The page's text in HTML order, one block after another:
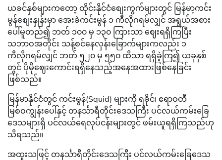
ယခင်နှစ်များကတော့ ထိုင်းနိုင်ငံစျေးကွက်များတွင် မြန်မာ့ကင်း
မွန်စျေးနှုန်းမှာ အေးခဲကင်းမွန် ၁ ကီလိုဂရမ်လျှင် အရွယ်အစား
ပေါ်မူတည်၍ ဘတ် ၁၀၀ မှ ၁၃၀ ကြားသာ ဈေးရရှိကြပြီး
သဘာဝအတိုင်း သန့်စင်နေလှန်းခြောက်များကလည်း ၁
ကီလိုဂရမ်လျှင် ဘတ် ၅၂၀ မှ ၅၅၀ ထိသာ ရရှိခဲ့ကြ၍ ယခုနှစ်
တွင် ပိုမိုဈေးကောင်းရရှိနေသည့်အနေအထားဖြစ်နေခြင်း
ဖြစ်သည်။
မြန်မာနိုင်ငံတွင် ကင်းမွန်(Squid) များကို ရခိုင်၊ ဧရာဝတီ
မြစ်ဝကျွန်းပေါ်နှင့် တနင်္သာရီတိုင်းဒေသကြီး ပင်လယ်ကမ်းခြေ
ဒေသများရှိ ပင်လယ်ရေလုပ်ငန်းများတွင် ဖမ်းယူရရှိကြသည်ဟု
သိရသည်။
အထူးသဖြင့် တနင်္သာရီတိုင်းဒေသကြီး ပင်လယ်ကမ်းခြေဒေသ